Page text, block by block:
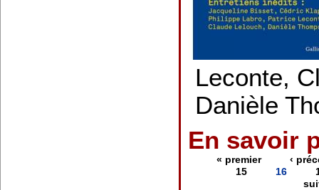
Leconte,
Danièle
En savoir
« premier
‹
15
16